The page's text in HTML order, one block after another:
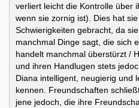
verliert leicht die Kontrolle über
wenn sie zornig ist). Dies hat
Schwierigkeiten gebracht, da
manchmal Dinge sagt, die sich
handelt manchmal überstürzt /
und ihren Handlugen stets
Diana intelligent, neugierig und
kennen. Freundschaften
jene jedoch, die ihre